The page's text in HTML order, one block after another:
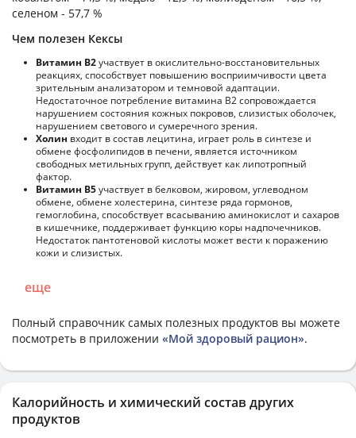
селеном - 57,7 %
Чем полезен Кексы
Витамин В2участвует в окислительно-восстановительных
реакциях, способствует повышению восприимчивости цвета
зрительным анализатором и темновой адаптации.
Недостаточное потребление витамина В2 сопровождается
нарушением состояния кожных покровов, слизистых оболочек,
нарушением светового и сумеречного зрения.
Холин входит в состав лецитина, играет роль в синтезе и
обмене фосфолипидов в печени, является источником
свободных метильных групп, действует как липотропный
фактор.
Витамин В5участвует в белковом, жировом, углеводном
обмене, обмене холестерина, синтезе ряда гормонов,
гемоглобина, способствует всасыванию аминокислот и сахаров
в кишечнике, поддерживает функцию коры надпочечников.
Недостаток пантотеновой кислоты может вести к поражению
кожи и слизистых.
еще
Полный справочник самых полезных продуктов вы можете
посмотреть в приложении «Мой здоровый рацион».
Калорийность и химический состав других
продуктов